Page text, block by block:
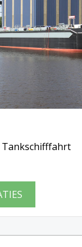
Tankschifffahrt